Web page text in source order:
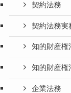
契約法務
契約法務実
知的財産権
知的財産権
企業法務